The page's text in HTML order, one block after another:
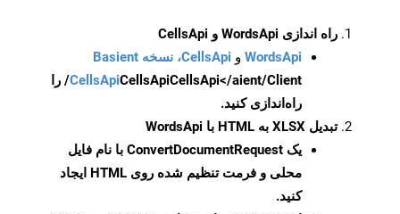
راه اندازی WordsApi و CellsApi
WordsApi و CellsApi، نسخه Basient
CellsApiCellsApi
CellsApi</aient/Client/ را
راه‌اندازی کنید.
تبدیل XLSX به HTML با WordsApi
یک ConvertDocumentRequest با نام فایل
محلی و فرمت تنظیم شده روی HTML ایجاد
کنید.